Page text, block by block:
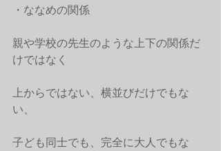
・ななめの関係
親や学校の先生のような上下の関係だ
けではなく
上からではない、横並びだけでもな
い、
子ども同士でも、完全に大人でもな